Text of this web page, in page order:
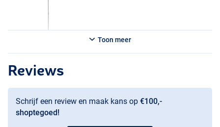
Toon meer
Reviews
Schrijf een review en maak kans op €100,-
shoptegoed!